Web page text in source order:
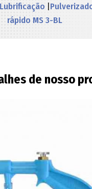
Lubrificação |
rápido MS 3-BL
de nosso